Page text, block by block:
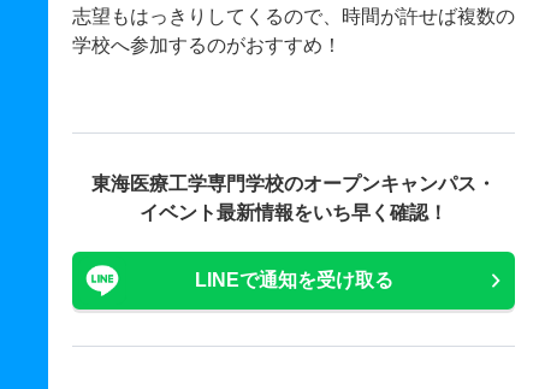
志望もはっきりしてくるので、時間が許せば複数の
学校へ参加するのがおすすめ！
東海医療工学専門学校のオープンキャンパス・
イベント最新情報をいち早く確認！
LINEで通知を受け取る